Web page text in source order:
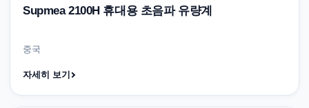
Supmea 2100H 휴대용 초음파 유량계
중국
자세히 보기